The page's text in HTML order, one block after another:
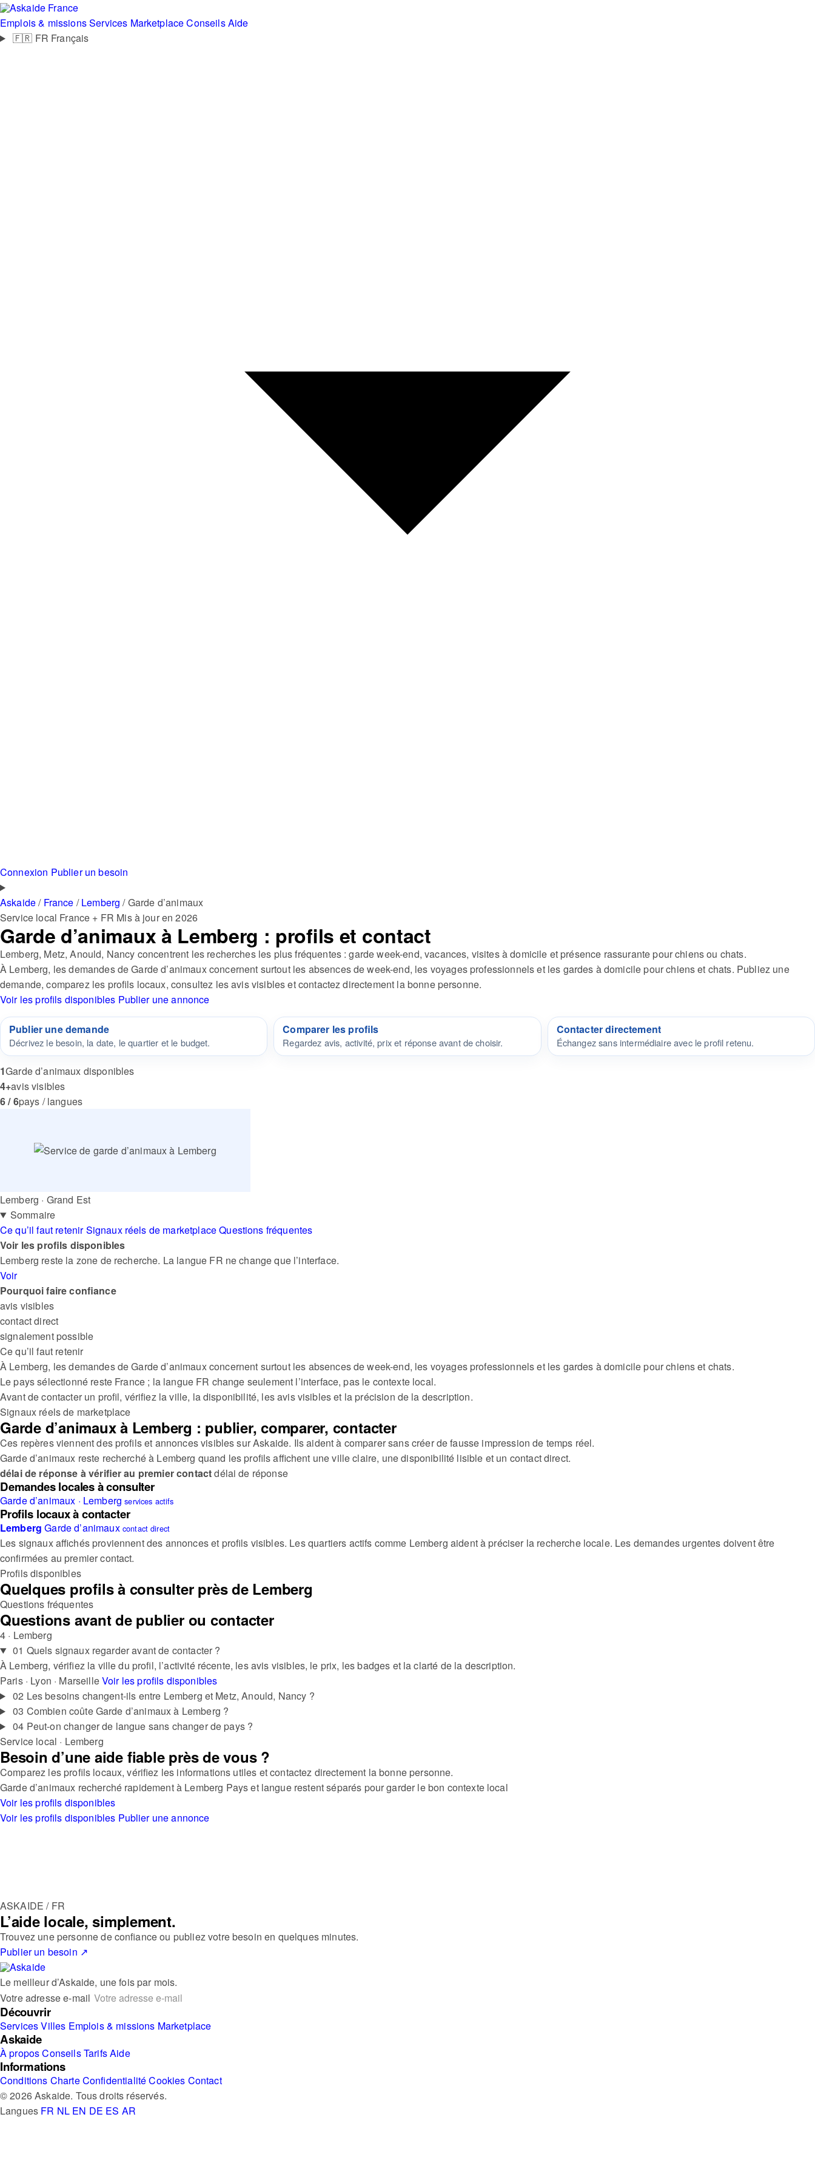
France
Emplois & missionsServices MarketplaceConseilsAide
🇫🇷 FR Français
Connexion Publier un besoin
Askaide/ France / Lemberg /Garde d’animaux
Service local France + FR Mis à jour en 2026
Garde d’animaux à Lemberg : profils et contact
Lemberg, Metz, Anould, Nancy concentrent les recherches les plus fréquentes : garde week-end, vacances, visites à domicile et présence rassurante pour chiens ou chats.
À Lemberg, les demandes de Garde d’animaux concernent surtout les absences de week-end, les voyages professionnels et les gardes à domicile pour chiens et chats. Publiez une
demande, comparez les profils locaux, consultez les avis visibles et contactez directement la bonne personne.
Voir les profils disponibles Publier une annonce
Publier une demande
Décrivez le besoin, la date, le quartier et le budget.
Comparer les profils
Regardez avis, activité, prix et réponse avant de choisir.
Contacter directement
Échangez sans intermédiaire avec le profil retenu.
1Garde d’animaux disponibles
4+avis visibles
6 / 6pays / langues
Lemberg · Grand Est
Sommaire
Ce qu’il faut retenir Signaux réels de marketplaceQuestions fréquentes
Voir les profils disponibles
Lemberg reste la zone de recherche. La langue FR ne change que l’interface.
Voir
Pourquoi faire confiance
avis visibles
contact direct
signalement possible
Ce qu’il faut retenir
À Lemberg, les demandes de Garde d’animaux concernent surtout les absences de week-end, les voyages professionnels et les gardes à domicile pour chiens et chats.
Le pays sélectionné reste France ; la langue FR change seulement l’interface, pas le contexte local.
Avant de contacter un profil, vérifiez la ville, la disponibilité, les avis visibles et la précision de la description.
Signaux réels de marketplace
Garde d’animaux à Lemberg : publier, comparer, contacter
Ces repères viennent des profils et annonces visibles sur Askaide. Ils aident à comparer sans créer de fausse impression de temps réel.
Garde d’animaux reste recherché à Lemberg quand les profils affichent une ville claire, une disponibilité lisible et un contact direct.
délai de réponse à vérifier au premier contactdélai de réponse
Demandes locales à consulter
Garde d’animaux · Lemberg services actifs
Profils locaux à contacter
Lemberg Garde d’animaux contact direct
Les signaux affichés proviennent des annonces et profils visibles. Les quartiers actifs comme Lemberg aident à préciser la recherche locale. Les demandes urgentes doivent être
confirmées au premier contact.
Profils disponibles
Quelques profils à consulter près de Lemberg
Questions fréquentes
Questions avant de publier ou contacter
4 · Lemberg
01 Quels signaux regarder avant de contacter ?
À Lemberg, vérifiez la ville du profil, l’activité récente, les avis visibles, le prix, les badges et la clarté de la description.
Paris · Lyon · MarseilleVoir les profils disponibles
02 Les besoins changent-ils entre Lemberg et Metz, Anould, Nancy ?
03 Combien coûte Garde d’animaux à Lemberg ?
04 Peut-on changer de langue sans changer de pays ?
Service local · Lemberg
Besoin d’une aide fiable près de vous ?
Comparez les profils locaux, vérifiez les informations utiles et contactez directement la bonne personne.
Garde d’animaux recherché rapidement à Lemberg Pays et langue restent séparés pour garder le bon contexte local
Voir les profils disponibles
Voir les profils disponibles Publier une annonce
ASKAIDE / FR
L’aide locale, simplement.
Trouvez une personne de confiance ou publiez votre besoin en quelques minutes.
Publier un besoin ↗
Le meilleur d’Askaide, une fois par mois.
Votre adresse e-mail
Découvrir
ServicesVilles Emplois & missions Marketplace
Askaide
À proposConseilsTarifsAide
Informations
Conditions CharteConfidentialitéCookies Contact
© 2026 Askaide. Tous droits réservés.
Langues FR NL EN DE ES AR